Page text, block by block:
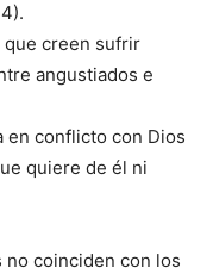
que creen sufrir
angustiados e
en conflicto con Dios
quiere de él ni
no coinciden con los